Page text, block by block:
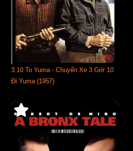
3.10 To Yuma - Chuyến Xe 3 Giờ 10
Đi Yuma (1957)